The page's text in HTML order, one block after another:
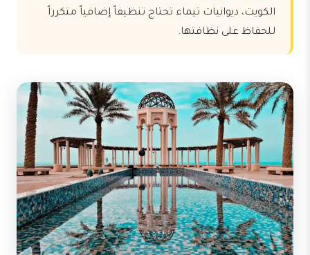
الكويت، ديوانيات تيماء تحتاج تنظيفاً إضافياً متكرراً
للحفاظ على نظافتها.